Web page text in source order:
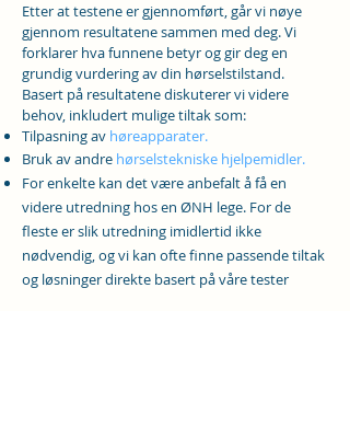
​Etter at testene er gjennomført, går vi nøye
gjennom resultatene sammen med deg. Vi
forklarer hva funnene betyr og gir deg en
grundig vurdering av din hørselstilstand.
Basert på resultatene diskuterer vi videre
behov, inkludert mulige tiltak som:
Tilpasning av høreapparater.
Bruk av andre hørselstekniske hjelpemidler.
For enkelte kan det være anbefalt å få en
videre utredning hos en ØNH lege. For de
fleste er slik utredning imidlertid ikke
nødvendig, og vi kan ofte finne passende tiltak
og løsninger direkte basert på våre tester